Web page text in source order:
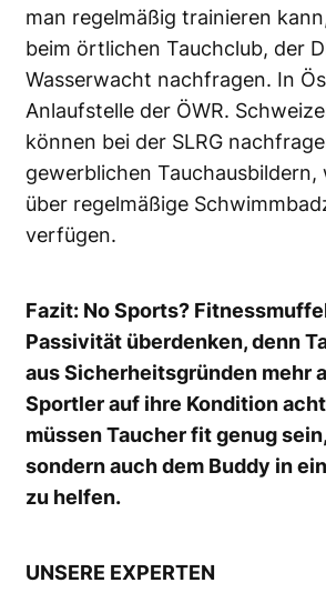
man regelmäßig trainieren
beim örtlichen Tauchclub, der
Wasserwacht nachfragen. In
Anlaufstelle der ÖWR.
können bei der SLRG
gewerblichen Tauchausbildern,
über regelmäßige
verfügen.
Fazit: No Sports?
Passivität überdenken, denn
aus Sicherheitsgründen mehr
Sportler auf ihre Kondition
müssen Taucher fit genug
sondern auch dem Buddy in
zu helfen.
UNSERE EXPERTEN